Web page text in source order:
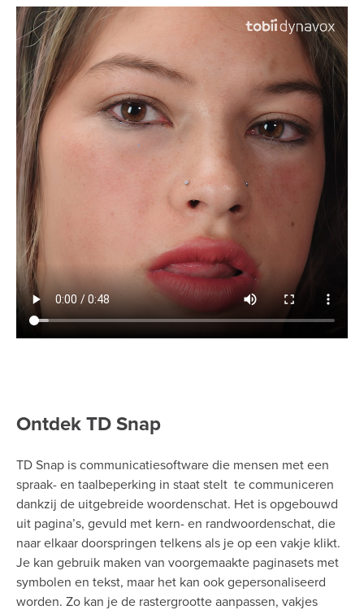
Ontdek TD Snap
TD Snap is communicatiesoftware die mensen met een
spraak- en taalbeperking in staat stelt te communiceren
dankzij de uitgebreide woordenschat. Het is opgebouwd
uit pagina’s, gevuld met kern- en randwoordenschat, die
naar elkaar doorspringen telkens als je op een vakje klikt.
Je kan gebruik maken van voorgemaakte paginasets met
symbolen en tekst, maar het kan ook gepersonaliseerd
worden. Zo kan je de rastergrootte aanpassen, vakjes